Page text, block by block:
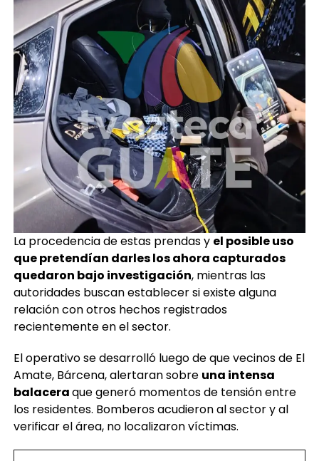
La procedencia de estas prendas y el posible uso
que pretendían darles los ahora capturados
quedaron bajo investigación, mientras las
autoridades buscan establecer si existe alguna
relación con otros hechos registrados
recientemente en el sector.
El operativo se desarrolló luego de que vecinos de El
Amate, Bárcena, alertaran sobre una intensa
balaceraque generó momentos de tensión entre
los residentes. Bomberos acudieron al sector y al
verificar el área, no localizaron víctimas.